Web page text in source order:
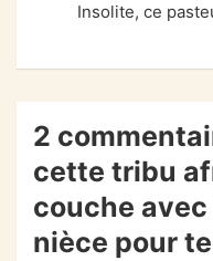
Insolite, ce
2
cette tribu
couche
nièce pour